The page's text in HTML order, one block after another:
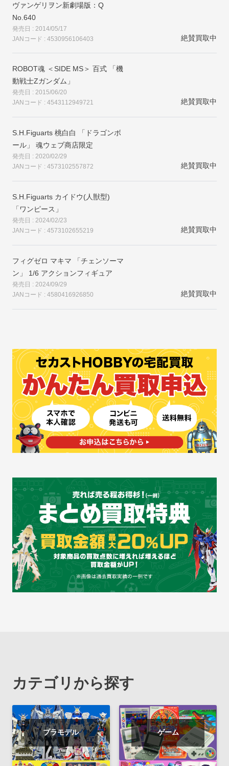
ヴァンゲリヲン新劇場版：Q
No.640
発売日 : 2014/05/17
JANコード : 4530956106403
絶賛買取中
ROBOT魂 ＜SIDE MS＞ 百式 「機
動戦士Zガンダム」
発売日 : 2015/06/20
JANコード : 4543112949721
絶賛買取中
S.H.Figuarts 桃白白 「ドラゴンボ
ール」 魂ウェブ商店限定
発売日 : 2020/02/29
JANコード : 4573102557872
絶賛買取中
S.H.Figuarts カイドウ(人獣型)
「ワンピース」
発売日 : 2024/02/23
JANコード : 4573102655219
絶賛買取中
フィグゼロ マキマ 「チェンソーマ
ン」 1/6 アクションフィギュア
発売日 : 2024/09/29
JANコード : 4580416926850
絶賛買取中
カテゴリから探す
プラモデル ゲーム